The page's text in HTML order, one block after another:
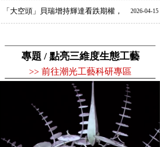
「大空頭」貝瑞增持輝達看跌期權， 2026-04-15
專題 / 點亮三維度生態工藝
>> 前往潮光工藝科研專區